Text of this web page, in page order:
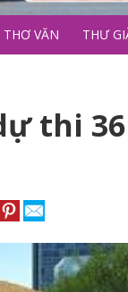
THƠ VĂN THƯ
thi